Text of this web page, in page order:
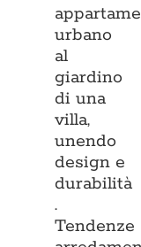
urbano
al
giardino
di una
villa,
unendo
design e
durabilità
.
Tendenze